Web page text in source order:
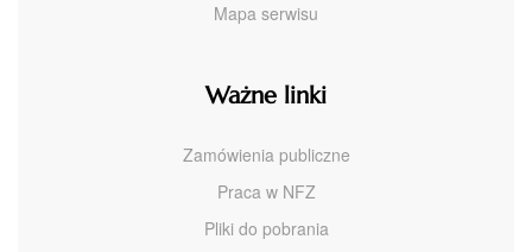
Mapa serwisu
Ważne linki
Zamówienia publiczne
Praca w NFZ
Pliki do pobrania